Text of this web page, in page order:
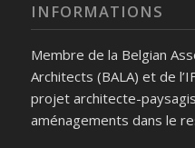
INFORMATIONS
Membre de la Belgian
Architects (BALA) et de
projet architecte-
aménagements dans le